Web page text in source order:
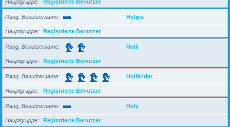
Hauptgruppe Registrierte Benutzer
Rang, Benutzername Holgis
Hauptgruppe Registrierte Benutzer
Rang, Benutzername Holli
Hauptgruppe Registrierte Benutzer
Rang, Benutzername Holländer
Hauptgruppe Registrierte Benutzer
Rang, Benutzername Holy
Hauptgruppe Registrierte Benutzer